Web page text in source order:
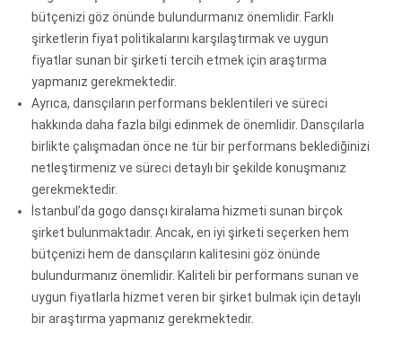
bütçenizi göz önünde bulundurmanız önemlidir. Farklı
şirketlerin fiyat politikalarını karşılaştırmak ve uygun
fiyatlar sunan bir şirketi tercih etmek için araştırma
yapmanız gerekmektedir.
Ayrıca, dansçıların performans beklentileri ve süreci
hakkında daha fazla bilgi edinmek de önemlidir. Dansçılarla
birlikte çalışmadan önce ne tür bir performans beklediğinizi
netleştirmeniz ve süreci detaylı bir şekilde konuşmanız
gerekmektedir.
İstanbul’da gogo dansçı kiralama hizmeti sunan birçok
şirket bulunmaktadır. Ancak, en iyi şirketi seçerken hem
bütçenizi hem de dansçıların kalitesini göz önünde
bulundurmanız önemlidir. Kaliteli bir performans sunan ve
uygun fiyatlarla hizmet veren bir şirket bulmak için detaylı
bir araştırma yapmanız gerekmektedir.